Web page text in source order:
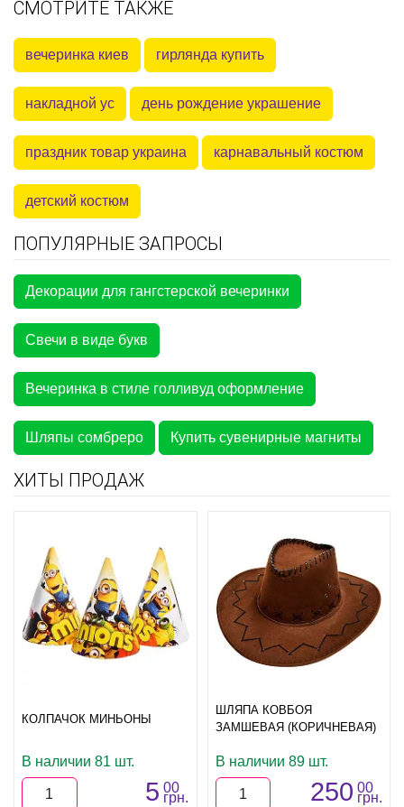
СМОТРИТЕ ТАКЖЕ
вечеринка киев гирлянда купить
накладной ус день рождение украшение
праздник товар украина карнавальный костюм
детский костюм
ПОПУЛЯРНЫЕ ЗАПРОСЫ
Декорации для гангстерской вечеринки
Свечи в виде букв
Вечеринка в стиле голливуд оформление
Шляпы сомбреро Купить сувенирные магниты
ХИТЫ ПРОДАЖ
КОЛПАЧОК МИНЬОНЫ
В наличии 81 шт.
5 00
грн.
ШЛЯПА КОВБОЯ
ЗАМШЕВАЯ (КОРИЧНЕВАЯ)
В наличии 89 шт.
250 00
грн.